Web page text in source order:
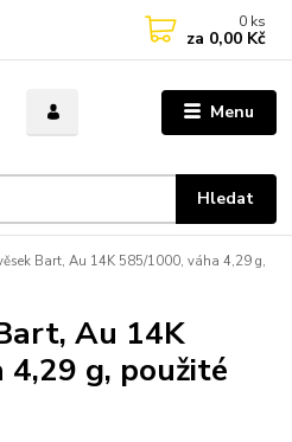
Menu
Hledat
0 ks
za 0,00 Kč
Bart, Au 14K 585/1000, váha 4,29 g,
Au 14K
g, použité